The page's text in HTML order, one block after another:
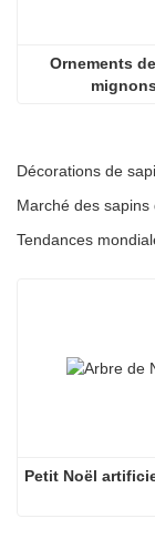
Ornements
mignons
Petit Noël